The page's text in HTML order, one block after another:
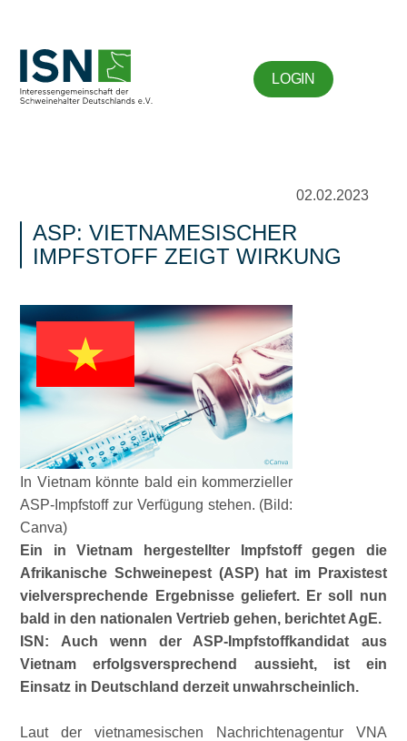
LOGIN
02.02.2023
ASP: VIETNAMESISCHER
IMPFSTOFF ZEIGT WIRKUNG
In Vietnam könnte bald ein kommerzieller
ASP-Impfstoff zur Verfügung stehen. (Bild:
Canva)
Ein in Vietnam hergestellter Impfstoff gegen die
Afrikanische Schweinepest (ASP) hat im Praxistest
vielversprechende Ergebnisse geliefert. Er soll nun
bald in den nationalen Vertrieb gehen, berichtet AgE.
ISN: Auch wenn der ASP-Impfstoffkandidat aus
Vietnam erfolgsversprechend aussieht, ist ein
Einsatz in Deutschland derzeit unwahrscheinlich.
Laut der vietnamesischen Nachrichtenagentur VNA